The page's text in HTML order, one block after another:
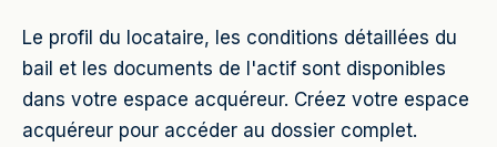
Le profil du locataire, les conditions détaillées du
bail et les documents de l'actif sont disponibles
dans votre espace acquéreur. Créez votre espace
acquéreur pour accéder au dossier complet.